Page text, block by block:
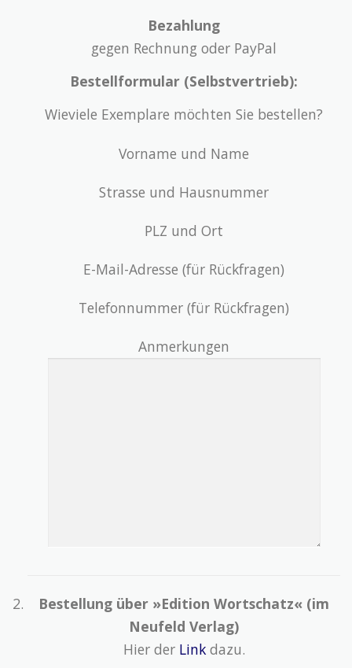
Bezahlung
gegen Rechnung oder PayPal
Bestellformular (Selbstvertrieb):
Wieviele Exemplare möchten Sie bestellen?
Vorname und Name
Strasse und Hausnummer
PLZ und Ort
E-Mail-Adresse (für Rückfragen)
Telefonnummer (für Rückfragen)
Anmerkungen
Bestellung über »Edition Wortschatz« (im
Neufeld Verlag)
Hier der Linkdazu.